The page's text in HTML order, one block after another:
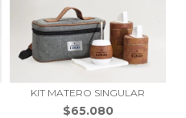
KIT MATERO SINGULAR
$65.080